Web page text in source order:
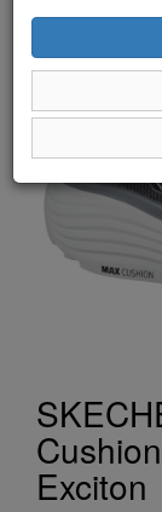
Exciton